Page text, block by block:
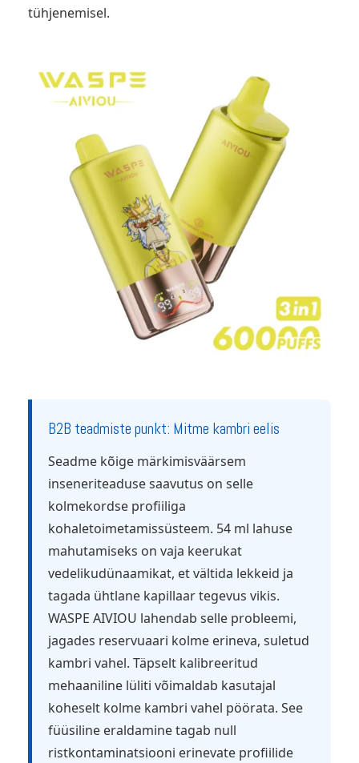
tühjenemisel.
B2B teadmiste punkt: Mitme kambri eelis
Seadme kõige märkimisväärsem
inseneriteaduse saavutus on selle
kolmekordse profiiliga
kohaletoimetamissüsteem. 54 ml lahuse
mahutamiseks on vaja keerukat
vedelikudünaamikat, et vältida lekkeid ja
tagada ühtlane kapillaar tegevus vikis.
WASPE AIVIOU lahendab selle probleemi,
jagades reservuaari kolme erineva, suletud
kambri vahel. Täpselt kalibreeritud
mehaaniline lüliti võimaldab kasutajal
koheselt kolme kambri vahel pöörata. See
füüsiline eraldamine tagab null
ristkontaminatsiooni erinevate profiilide